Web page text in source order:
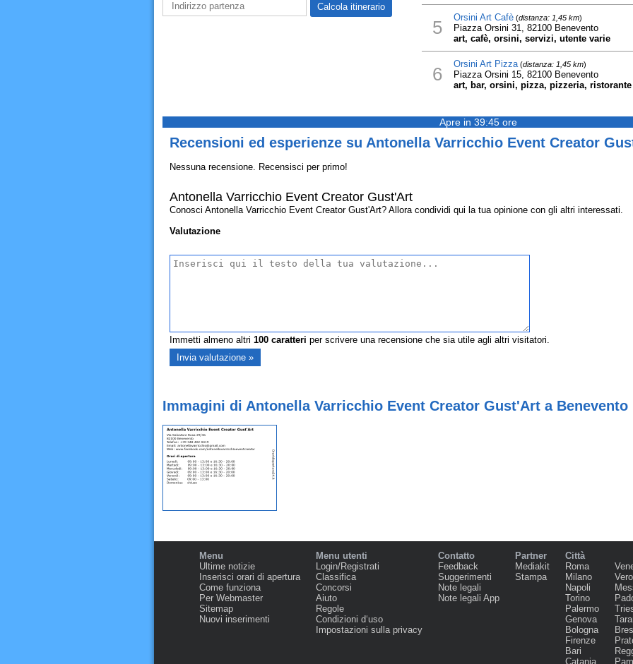
5 Orsini Art Cafè(distanza: 1,45 km)
Piazza Orsini 31, 82100 Benevento
art, cafè, orsini, servizi, utente varie
6 Orsini Art Pizza(distanza: 1,45 km)
Piazza Orsini 15, 82100 Benevento
art, bar, orsini, pizza, pizzeria, ristorante
Apre in 39:45 ore
Recensioni ed esperienze su Antonella Varricchio Event Creator
Nessuna recensione. Recensisci per primo!
Antonella Varricchio Event Creator Gust'Art
Conosci Antonella Varricchio Event Creator Gust'Art? Allora condividi qui la tua opinione con gli altri interessati.
Valutazione
Immetti almeno altri 100caratteri per scrivere una recensione che sia utile agli altri visitatori.
Immagini di Antonella Varricchio Event Creator Gust'Art a Benevento
Menu
Ultime notizie
Inserisci orari di apertura
Come funziona
Per Webmaster
Sitemap
Nuovi inserimenti
Menu utenti
Login/Registrati
Classifica
Concorsi
Aiuto
Regole
Condizioni d‘uso
Impostazioni sulla privacy
Contatto
Feedback
Suggerimenti
Note legali
Note legali App
Partner
Mediakit
Stampa
Città
Roma
Milano
Napoli
Torino
Palermo
Genova
Bologna
Firenze
Bari
Catania